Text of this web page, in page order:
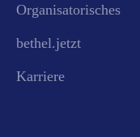
Organisatorisches
bethel.jetzt
Karriere